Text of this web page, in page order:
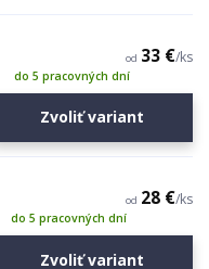
od 33 €/ks
do 5 pracovných dní
Zvoliť variant
od 28 €/ks
do 5 pracovných dní
Zvoliť variant